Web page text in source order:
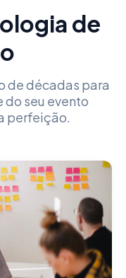
de
de décadas para
seu evento
perfeição.